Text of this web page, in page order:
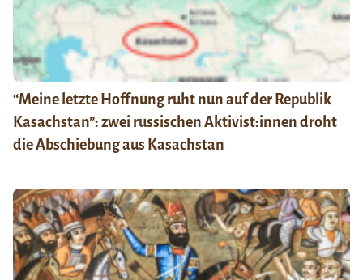
“Meine letzte Hoffnung ruht nun auf der Republik
Kasachstan”: zwei russischen Aktivist:innen droht
die Abschiebung aus Kasachstan